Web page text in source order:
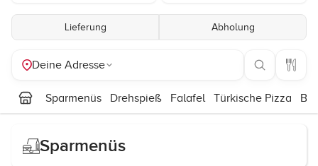
Lieferung Abholung
Deine Adresse
Sparmenüs Drehspieß Falafel Türkische Pizza
Sparmenüs